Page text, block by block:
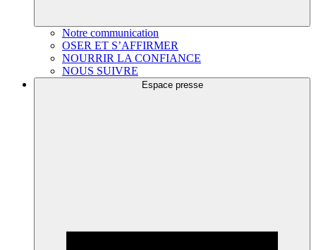
Notre communication
OSER ET S’AFFIRMER
NOURRIR LA CONFIANCE
NOUS SUIVRE
Espace presse